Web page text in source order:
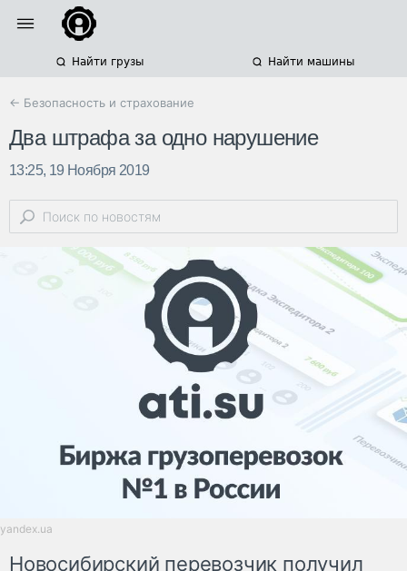
Найти грузы Найти машины
← Безопасность и страхование
Два штрафа за одно нарушение
13:25, 19 Ноября 2019
yandex.ua
Новосибирский перевозчик получил